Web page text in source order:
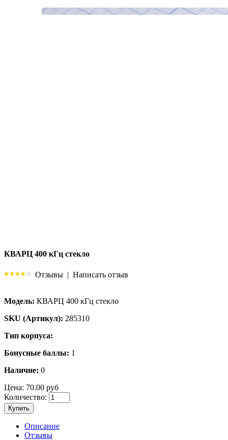
КВАРЦ 400 кГц стекло
Отзывы | Написать отзыв
Модель: КВАРЦ 400 кГц стекло
SKU (Артикул): 285310
Тип корпуса:
Бонусные баллы: 1
Наличие: 0
Цена: 70.00 руб
Количество:
Купить
Описание
Отзывы